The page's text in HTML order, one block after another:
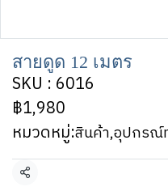
สายดูด 12 เมตร
SKU : 6016
฿1,980
หมวดหมู่:สินค้า,อุปกรณ์
แชร์